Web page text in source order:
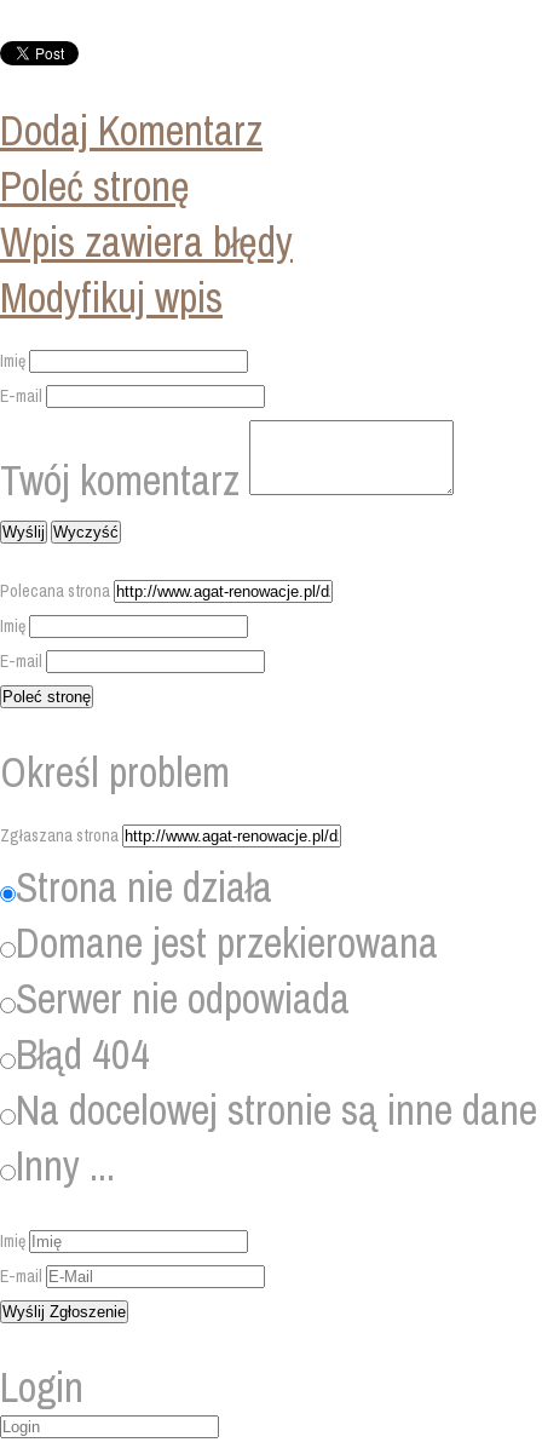
Dodaj Komentarz
Poleć stronę
Wpis zawiera błędy
Modyfikuj wpis
Imię
E-mail
Twój komentarz
Polecana strona
Imię
E-mail
Określ problem
Zgłaszana strona
Strona nie działa
Domane jest przekierowana
Serwer nie odpowiada
Błąd 404
Na docelowej stronie są inne dane
Inny ...
Imię
E-mail
Login